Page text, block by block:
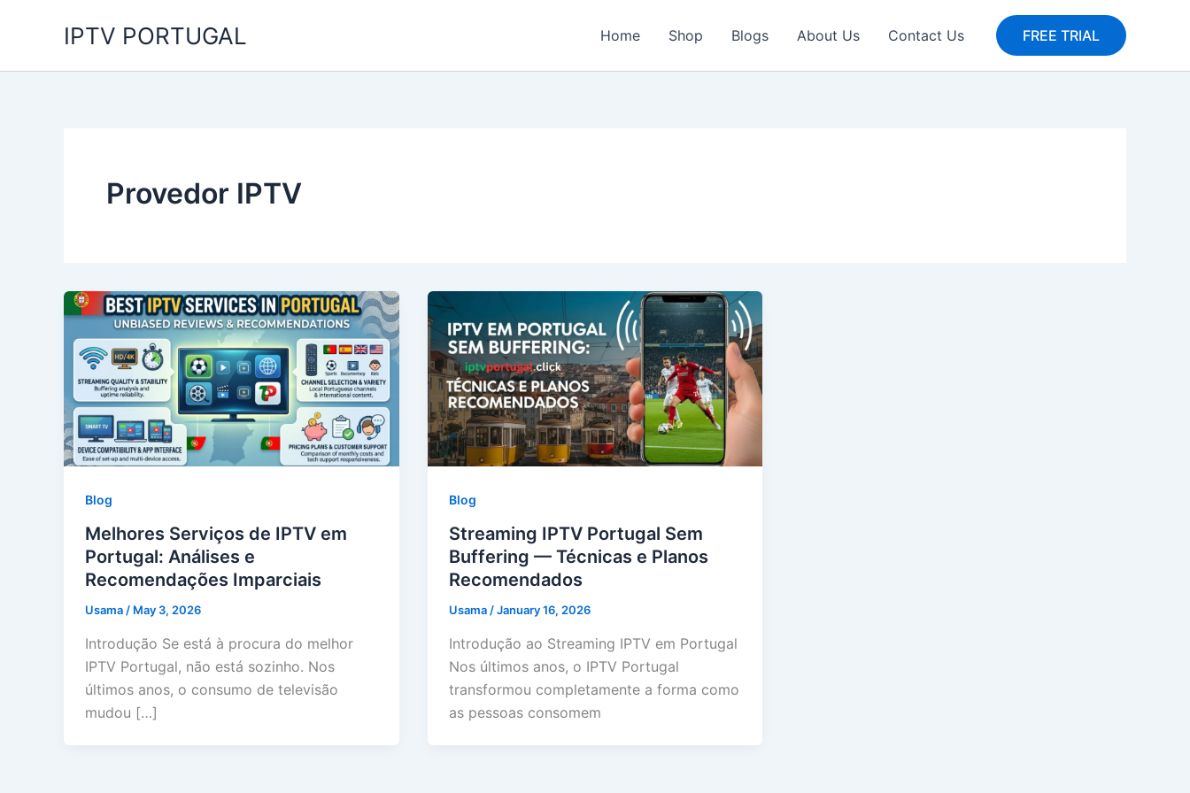
IPTV PORTUGAL Home Shop Blogs About Us Contact Us FREE TRIAL
Provedor IPTV
Blog
Melhores Serviços de IPTV em
Portugal: Análises e
Recomendações Imparciais
Usama / May 3, 2026
Introdução Se está à procura do melhor
IPTV Portugal, não está sozinho. Nos
últimos anos, o consumo de televisão
mudou […]
Blog
Streaming IPTV Portugal Sem
Buffering — Técnicas e Planos
Recomendados
Usama /January 16, 2026
Introdução ao Streaming IPTV em Portugal
Nos últimos anos, o IPTV Portugal
transformou completamente a forma como
as pessoas consomem